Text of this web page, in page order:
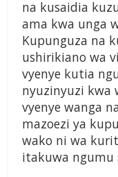
na kusaidia
ama kwa unga
Kupunguza na
ushirikiano wa
vyenye kutia
nyuzinyuzi kwa
vyenye wanga
mazoezi ya
wako ni wa
itakuwa ngumu